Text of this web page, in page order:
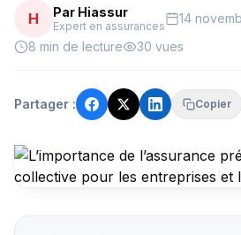
H Par Hiassur
Expert en assurances
14
8 min de lecture
30 vues
Partager : Copier